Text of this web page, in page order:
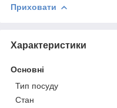
Приховати
Характеристики
Основні
Тип посуду
Стан